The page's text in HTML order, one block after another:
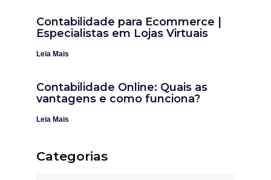
Contabilidade para Ecommerce |
Especialistas em Lojas Virtuais
Leia Mais
Contabilidade Online: Quais as
vantagens e como funciona?
Leia Mais
Categorias